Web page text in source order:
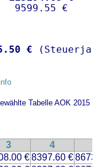
€
Tabelle AOK 2015
3 4
€8397.60 €